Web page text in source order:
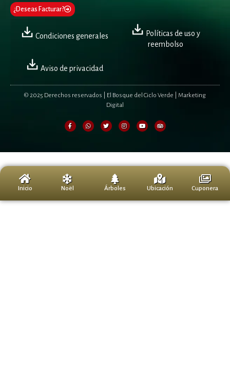
¿Deseas Facturar?
Condiciones generales
Políticas de uso y
reembolso
Aviso de privacidad
© 2025 Derechos reservados | El Bosque del Ciclo Verde | Marketing
Digital
Inicio Noël Árboles Ubicación Cuponera